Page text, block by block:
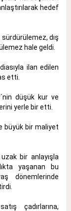
hedef
sürdürülemez, dış
hale geldi.
ilan edilen
etti.
düşük kur ve
yerle bir etti.
büyük bir maliyet
uzak bir anlayışla
yaşanan bu
dönemlerinde
çadırlarına,